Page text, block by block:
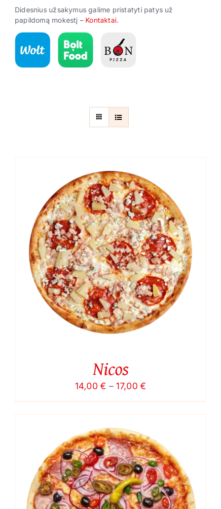
Užkandžiai
Didesnius užsakymus galime pristatyti patys už
papildomą mokestį – Kontaktai.
Nicos
14,00€ – 17,00€
range:
14,00 €
17,00 €